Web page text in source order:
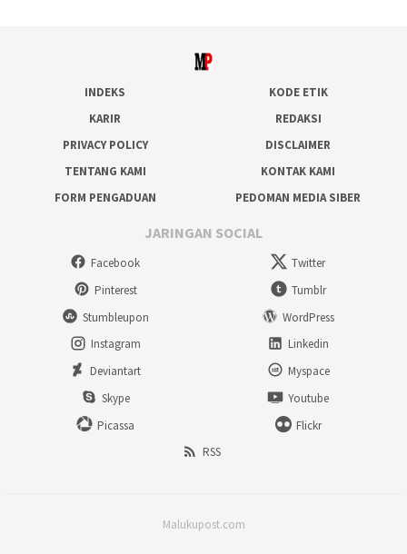
INDEKS
KODE ETIK
KARIR
REDAKSI
PRIVACY POLICY
DISCLAIMER
TENTANG KAMI
KONTAK KAMI
FORM PENGADUAN
PEDOMAN MEDIA SIBER
JARINGAN SOCIAL
Facebook
Twitter
Pinterest
Tumblr
Stumbleupon
WordPress
Instagram
Linkedin
Deviantart
Myspace
Skype
Youtube
Picassa
Flickr
RSS
Malukupost.com